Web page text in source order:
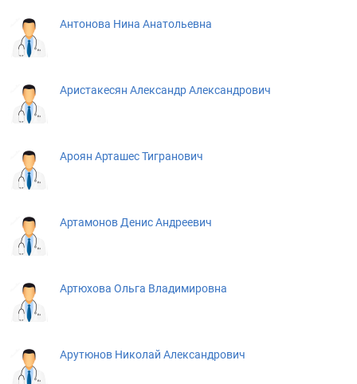
Антонова Нина Анатольевна
Аристакесян Александр Александрович
Ароян Арташес Тигранович
Артамонов Денис Андреевич
Артюхова Ольга Владимировна
Арутюнов Николай Александрович